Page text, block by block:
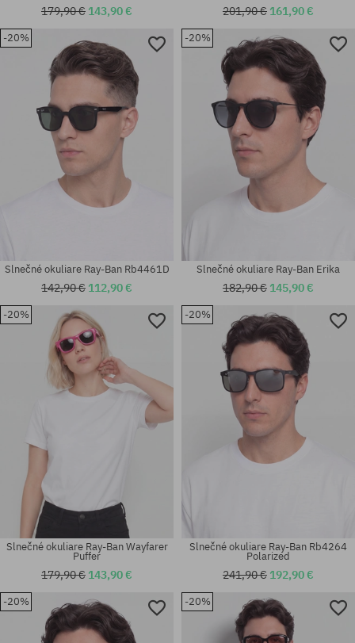
Dostupné veľkosti:
Dostupné veľkosti:
Dostupné veľkosti:
179,90 € 143,90 €
Dostupné veľkosti:
201,90 € 161,90 €
-20%
Dostupné veľkosti:
Slnečné okuliare Ray-Ban Rb4461D
142,90 € 112,90 €
-20%
Dostupné veľkosti:
Slnečné okuliare Ray-Ban Erika
182,90 € 145,90 €
-20%
Slnečné okuliare Ray-Ban Wayfarer
Puffer
179,90 € 143,90 €
-20%
Slnečné okuliare Ray-Ban Rb4264
Polarized
241,90 € 192,90 €
-20% -20%